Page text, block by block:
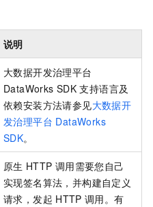
说明
大数据开发治理平台
DataWorks SDK 支持语言及
依赖安装方法请参见大数据开
发治理平台 DataWorks
SDK。
原生 HTTP 调用需要您自己
实现签名算法，并构建自定义
请求，发起 HTTP 调用。有